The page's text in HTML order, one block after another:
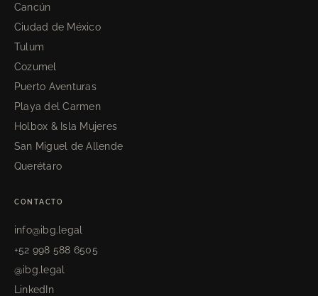
Cancún
Ciudad de México
Tulum
Cozumel
Puerto Aventuras
Playa del Carmen
Holbox & Isla Mujeres
San Miguel de Allende
Querétaro
CONTACTO
info@ibg.legal
+52 998 588 6505
@ibg.legal
LinkedIn